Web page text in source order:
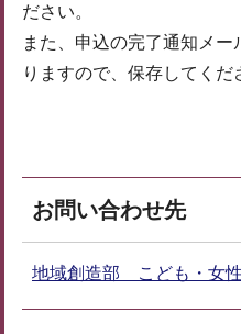
ださい。
また、申込の完了通知メ
りますので、保存してくだ
お問い合わせ先
地域創造部 こども・女